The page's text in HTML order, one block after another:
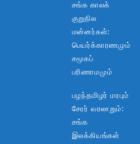
சங்க காலக்
குறுநில
மன்னர்கள்:
பெயர்க்காரணமும்
சமூகப்
பரிணாமமும்
பழந்தமிழர் மரபும்
சேரர் வரலாறும்:
சங்க
இலக்கியங்கள்